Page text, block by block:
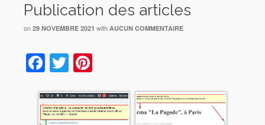
Publication des articles
on 29 NOVEMBRE 2021 with AUCUN COMMENTAIRE
Facebook
Twitter